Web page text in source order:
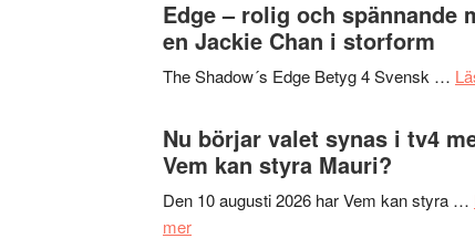
Edge – rolig och spännande
en Jackie Chan i storform
The Shadow´s Edge Betyg 4 Svensk …
Nu börjar valet synas i tv4
Vem kan styra Mauri?
Den 10 augusti 2026 har Vem kan styra …
merom